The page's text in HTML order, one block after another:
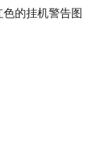
的挂机警告图